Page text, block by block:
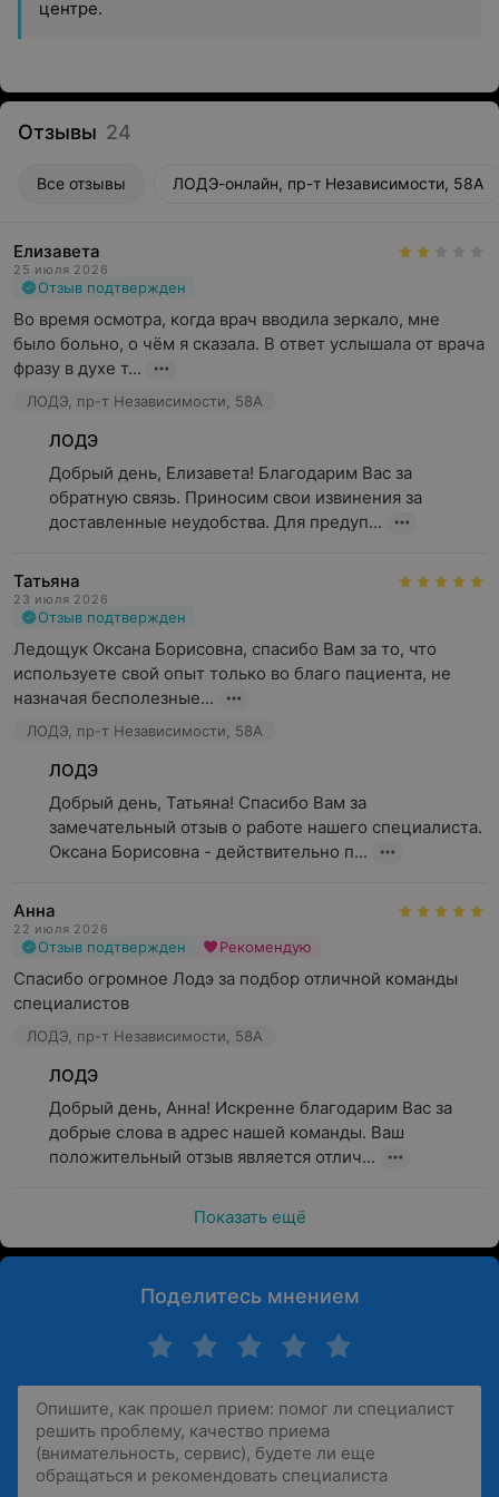
центре.
Отзывы 24
Все отзывы ЛОДЭ-онлайн, пр-т Независимости, 58А
Елизавета
25 июля 2026
Отзыв подтвержден
Во время осмотра, когда врач вводила зеркало, мне
было больно, о чём я сказала. В ответ услышала от врача
фразу в духе т...
ЛОДЭ, пр-т Независимости, 58А
ЛОДЭ
Добрый день, Елизавета! Благодарим Вас за
обратную связь. Приносим свои извинения за
доставленные неудобства. Для предуп...
Татьяна
23 июля 2026
Отзыв подтвержден
Ледощук Оксана Борисовна, спасибо Вам за то, что
используете свой опыт только во благо пациента, не
назначая бесполезные...
ЛОДЭ, пр-т Независимости, 58А
ЛОДЭ
Добрый день, Татьяна! Спасибо Вам за
замечательный отзыв о работе нашего специалиста.
Оксана Борисовна - действительно п...
Анна
22 июля 2026
Отзыв подтвержден Рекомендую
Спасибо огромное Лодэ за подбор отличной команды
специалистов
ЛОДЭ, пр-т Независимости, 58А
ЛОДЭ
Добрый день, Анна! Искренне благодарим Вас за
добрые слова в адрес нашей команды. Ваш
положительный отзыв является отлич...
Показать ещё
Поделитесь мнением